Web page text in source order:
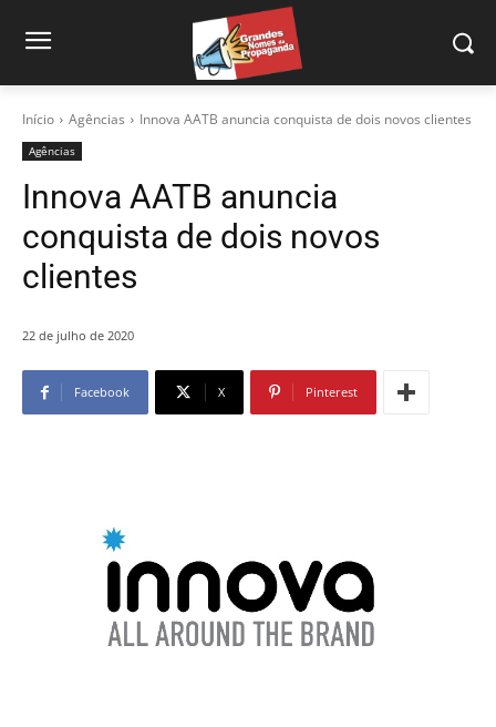
Início Agências Innova AATB anuncia conquista de dois novos clientes
Agências
Innova AATB anuncia
conquista de dois novos
clientes
22 de julho de 2020
Facebook X Pinterest